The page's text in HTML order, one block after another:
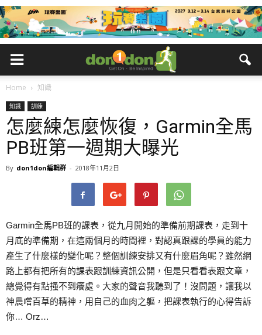
Home 知識
知識 訓練
怎麼練怎麼恢復，Garmin全馬
PB班第一週期大曝光
By don1don編輯群 - 2018年11月2日
Garmin全馬PB班的課表，從九月開始的準備前期課表，走到十
月底的準備期，在這兩個月的時間裡，對認真跟課的學員的能力
產生了什麼樣的變化呢？整個訓練安排又有什麼眉角呢？雖然網
路上都有把所有的課表跟訓練資訊公開，但是只看看表跟文章，
總覺得有點搔不到癢處。大家的聲音我聽到了！沒問題，讓我以
神農嚐百草的精神，用自己的血肉之軀，把課表執行的心得告訴
你… Orz…